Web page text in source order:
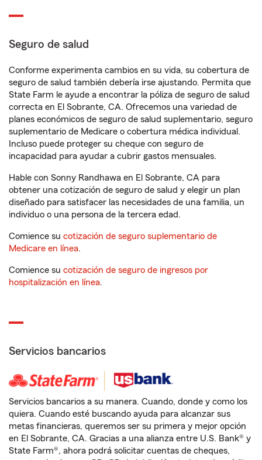
Seguro de salud
Conforme experimenta cambios en su vida, su cobertura de
seguro de salud también debería irse ajustando. Permita que
State Farm le ayude a encontrar la póliza de seguro de salud
correcta en El Sobrante, CA. Ofrecemos una variedad de
planes económicos de seguro de salud suplementario, seguro
suplementario de Medicare o cobertura médica individual.
Incluso puede proteger su cheque con seguro de
incapacidad para ayudar a cubrir gastos mensuales.
Hable con Sonny Randhawa en El Sobrante, CA para
obtener una cotización de seguro de salud y elegir un plan
diseñado para satisfacer las necesidades de una familia, un
individuo o una persona de la tercera edad.
Comience su cotización de seguro suplementario de
Medicare en línea.
Comience su cotización de seguro de ingresos por
hospitalización en línea.
Servicios bancarios
Servicios bancarios a su manera. Cuando, donde y como los
quiera. Cuando esté buscando ayuda para alcanzar sus
metas financieras, queremos ser su primera y mejor opción
en El Sobrante, CA. Gracias a una alianza entre U.S. Bank® y
State Farm®, ahora podrá solicitar cuentas de cheques,